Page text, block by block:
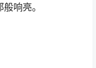
响亮。